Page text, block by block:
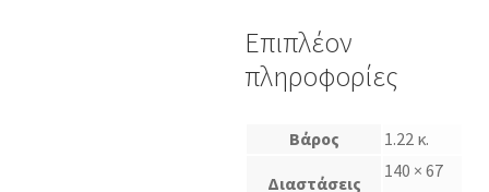
Επιπλέον
πληροφορίες
Βάρος 1.22 κ.
Διαστάσεις
140 × 67